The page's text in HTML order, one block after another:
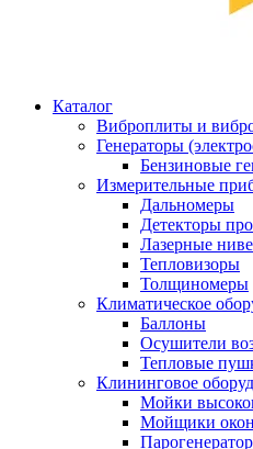
Каталог
Виброплиты и
Генераторы
Бензиновые
Измерительные
Дальномеры
Детекторы
Лазерные
Тепловизоры
Толщиномеры
Климатическое
Баллоны
Осушители
Тепловые
Клининговое
Мойки
Мойщики окон